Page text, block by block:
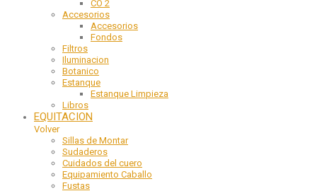
CO 2
Accesorios
Accesorios
Fondos
Filtros
Iluminacion
Botanico
Estanque
Estanque Limpieza
Libros
EQUITACION
Volver
Sillas de Montar
Sudaderos
Cuidados del cuero
Equipamiento Caballo
Fustas